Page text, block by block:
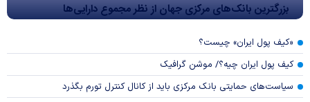
بزرگترین بانک‌های مرکزی جهان از نظر مجموع دارایی‌ها
«کیف پول ایران» چیست؟
کیف پول ایران چیه؟/ موشن گرافیک
سیاست‌های حمایتی بانک مرکزی باید از کانال کنترل تورم بگذرد